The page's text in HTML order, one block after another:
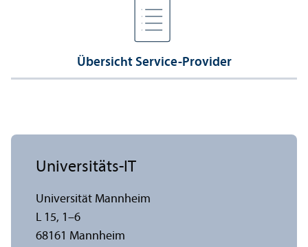
Über­sicht Service-Provider
Universitäts-IT
Universität Mannheim
L 15, 1–6
68161 Mannheim